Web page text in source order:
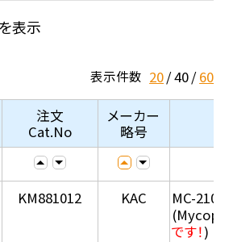
表示
表示件数 20 40 60
注文
Cat.No
メーカー
略号
KM881012 KAC
MC-210 (
です！)